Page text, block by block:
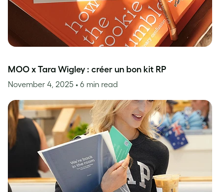
MOO x Tara Wigley : créer un bon kit RP
November 4, 2025 • 6 min read